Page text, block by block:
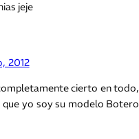
jeje
2012
cierto en todo,
que yo soy su modelo Botero